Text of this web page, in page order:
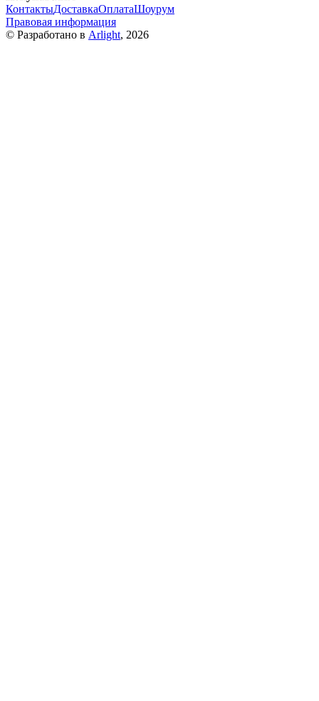
КонтактыДоставкаОплатаШоурум
Правовая информация
© Разработано в Arlight, 2026